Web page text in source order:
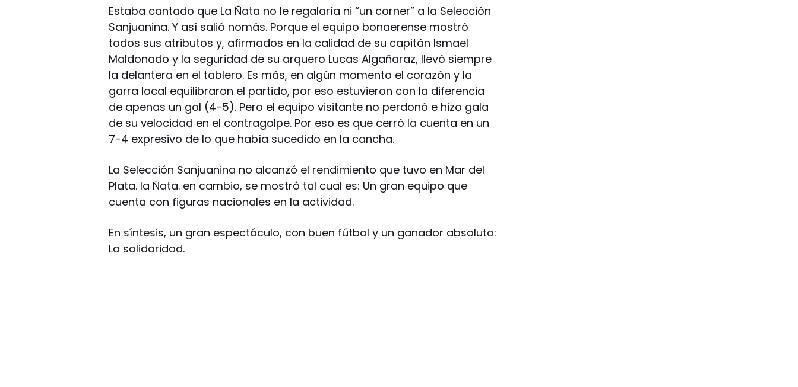
Estaba cantado que La Ñata no le regalaría ni “un corner” a la Selección
Sanjuanina. Y así salió nomás. Porque el equipo bonaerense mostró
todos sus atributos y, afirmados en la calidad de su capitán Ismael
Maldonado y la seguridad de su arquero Lucas Algañaraz, llevó siempre
la delantera en el tablero. Es más, en algún momento el corazón y la
garra local equilibraron el partido, por eso estuvieron con la diferencia
de apenas un gol (4-5). Pero el equipo visitante no perdonó e hizo gala
de su velocidad en el contragolpe. Por eso es que cerró la cuenta en un
7-4 expresivo de lo que había sucedido en la cancha.
La Selección Sanjuanina no alcanzó el rendimiento que tuvo en Mar del
Plata. la Ñata. en cambio, se mostró tal cual es: Un gran equipo que
cuenta con figuras nacionales en la actividad.
En síntesis, un gran espectáculo, con buen fútbol y un ganador absoluto:
La solidaridad.